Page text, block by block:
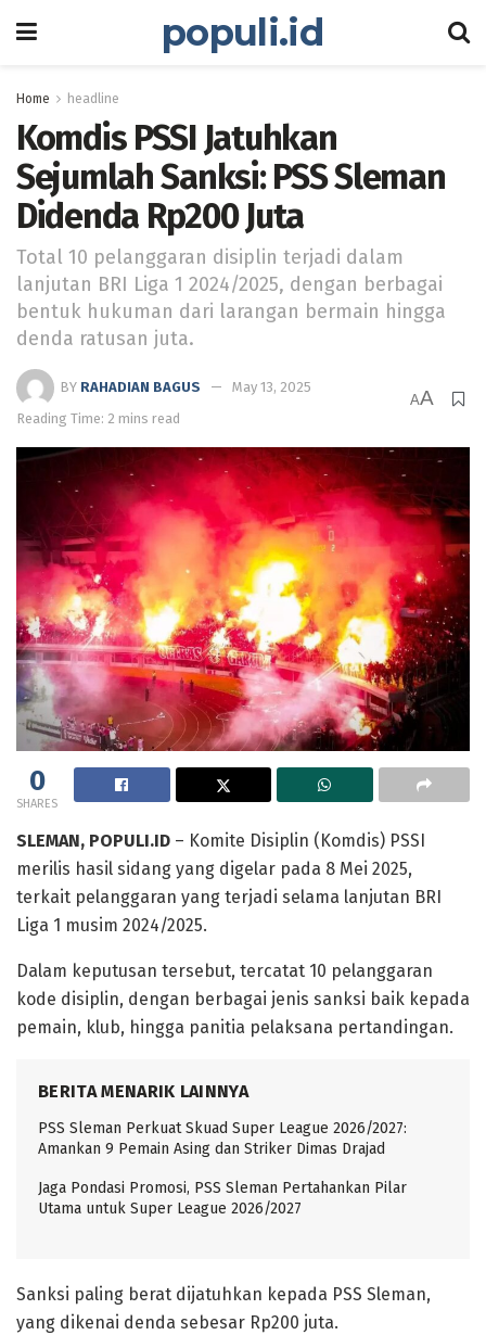
populi.id
Home headline
Komdis PSSI Jatuhkan
Sejumlah Sanksi: PSS Sleman
Didenda Rp200 Juta
Total 10 pelanggaran disiplin terjadi dalam
lanjutan BRI Liga 1 2024/2025, dengan berbagai
bentuk hukuman dari larangan bermain hingga
denda ratusan juta.
BY RAHADIAN BAGUS
May 13, 2025
Reading Time: 2 mins read
AA
0
SHARES
SLEMAN, POPULI.ID – Komite Disiplin (Komdis) PSSI
merilis hasil sidang yang digelar pada 8 Mei 2025,
terkait pelanggaran yang terjadi selama lanjutan BRI
Liga 1 musim 2024/2025.
Dalam keputusan tersebut, tercatat 10 pelanggaran
kode disiplin, dengan berbagai jenis sanksi baik kepada
pemain, klub, hingga panitia pelaksana pertandingan.
BERITA MENARIK LAINNYA
PSS Sleman Perkuat Skuad Super League 2026/2027:
Amankan 9 Pemain Asing dan Striker Dimas Drajad
Jaga Pondasi Promosi, PSS Sleman Pertahankan Pilar
Utama untuk Super League 2026/2027
Sanksi paling berat dijatuhkan kepada PSS Sleman,
yang dikenai denda sebesar Rp200 juta.